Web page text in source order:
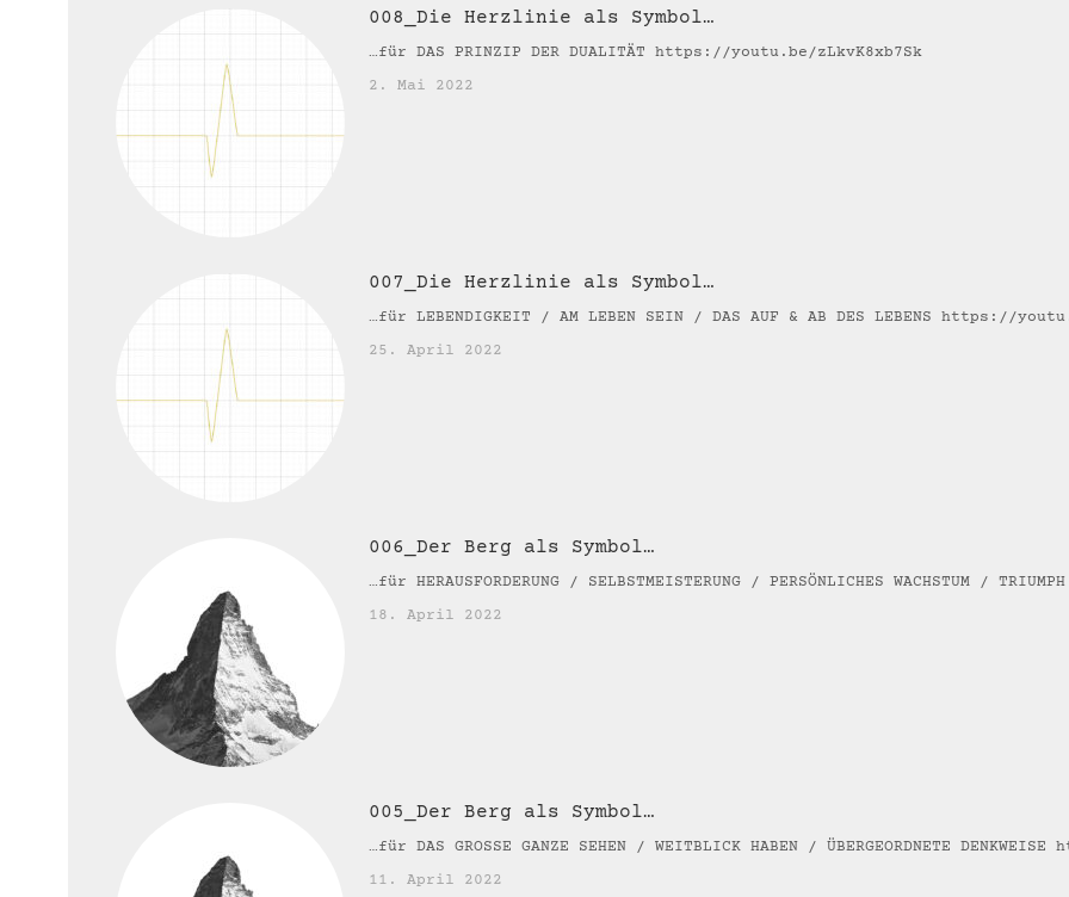
008_Die Herzlinie als Symbol…
…für DAS PRINZIP DER DUALITÄT https://youtu.be/zLkvK8xb7Sk
2. Mai 2022
007_Die Herzlinie als Symbol…
…für LEBENDIGKEIT / AM LEBEN SEIN / DAS AUF & AB DES LEBENS https://
25. April 2022
006_Der Berg als Symbol…
…für HERAUSFORDERUNG / SELBSTMEISTERUNG / PERSÖNLICHES WACHSTUM /
18. April 2022
005_Der Berg als Symbol…
…für DAS GROSSE GANZE SEHEN / WEITBLICK HABEN / ÜBERGEORDNETE
11. April 2022